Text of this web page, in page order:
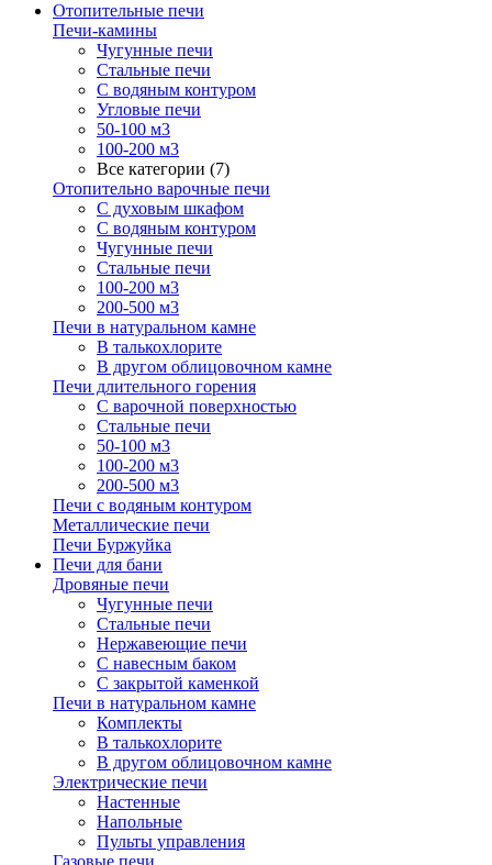
Отопительные печи
Печи-камины
Чугунные печи
Стальные печи
С водяным контуром
Угловые печи
50-100 м3
100-200 м3
Все категории (7)
Отопительно варочные печи
С духовым шкафом
С водяным контуром
Чугунные печи
Стальные печи
100-200 м3
200-500 м3
Печи в натуральном камне
В талькохлорите
В другом облицовочном камне
Печи длительного горения
С варочной поверхностью
Стальные печи
50-100 м3
100-200 м3
200-500 м3
Печи с водяным контуром
Металлические печи
Печи Буржуйка
Печи для бани
Дровяные печи
Чугунные печи
Стальные печи
Нержавеющие печи
С навесным баком
С закрытой каменкой
Печи в натуральном камне
Комплекты
В талькохлорите
В другом облицовочном камне
Электрические печи
Настенные
Напольные
Пульты управления
Газовые печи